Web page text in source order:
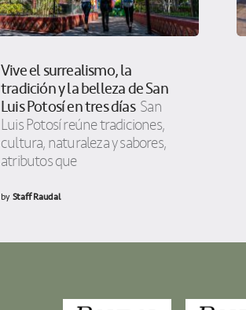
Vive el surrealismo, la
tradición y la belleza de San
Luis Potosí en tres días San
Luis Potosí reúne tradiciones,
cultura, naturaleza y sabores,
atributos que
byStaff Raudal